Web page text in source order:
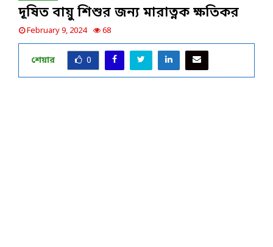
দূষিত বায়ু শিশুর জন্য মারাত্নক ক্ষতিকর
February 9, 2024 68
শেয়ার 0